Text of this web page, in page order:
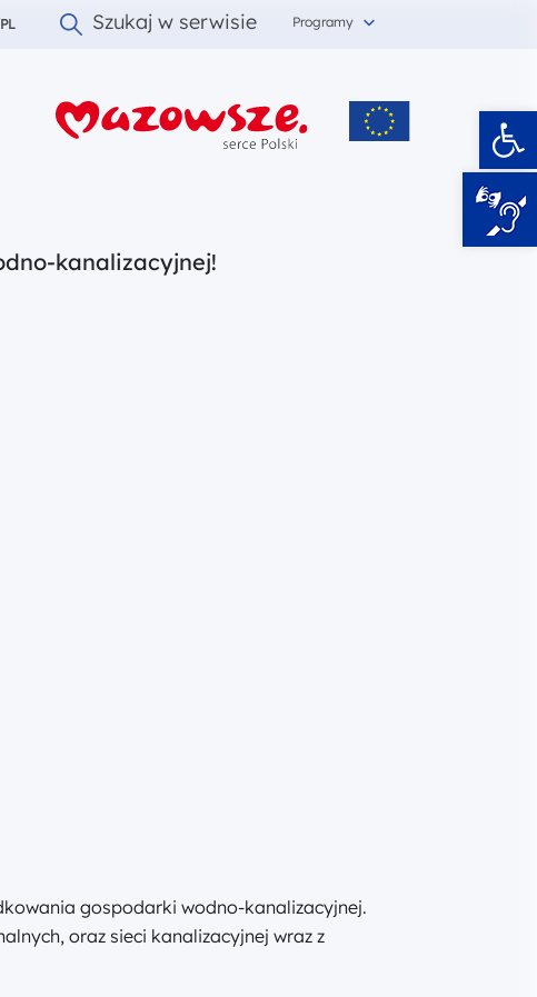
PL Szukaj w serwisie Programy
nami
kanalizacyjnej!
gospodarki wodno-kanalizacyjnej.
oraz sieci kanalizacyjnej wraz z